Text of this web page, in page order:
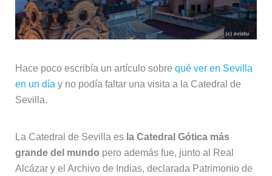
Hace poco escribía un artículo sobre qué ver en Sevilla
en un día y no podía faltar una visita a la Catedral de
Sevilla.
La Catedral de Sevilla es la Catedral Gótica más
grande del mundo pero además fue, junto al Real
Alcázar y el Archivo de Indias, declarada Patrimonio de